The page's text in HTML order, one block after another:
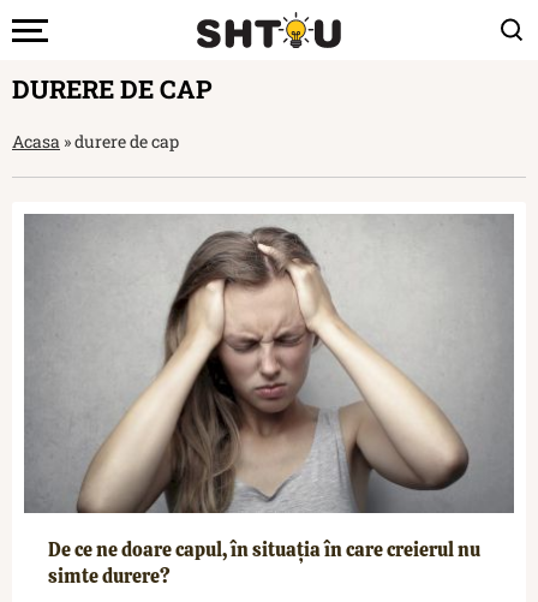
DURERE DE CAP
Acasa »durere de cap
De ce ne doare capul, în situația în care creierul nu
simte durere?